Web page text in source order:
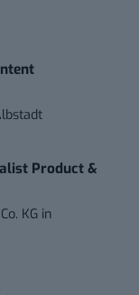
Product &
KG in